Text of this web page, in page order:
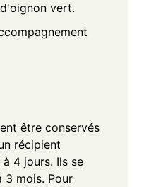
vert.
être conservés
récipient
4 jours. Ils se
3 mois. Pour